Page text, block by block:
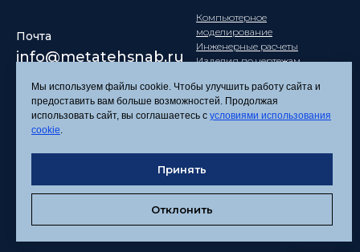
Почта
info@metatehsnab.ru
Компьютерное
моделирование
Инженерные расчеты
Изделия по чертежам
Политика
Согласие на обработку
персональных данных
Соглашение об
Мы используем файлы cookie. Чтобы улучшить работу сайта и
предоставить вам больше возможностей. Продолжая
использовать сайт, вы соглашаетесь с условиями использования
cookie.
Принять
Отклонить